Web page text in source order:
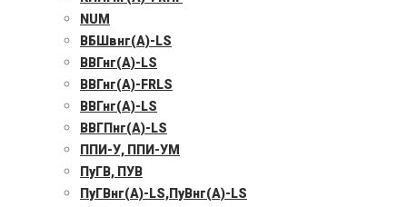
NUM
ВБШвнг(А)-LS
ВВГнг(А)-LS
ВВГнг(А)-FRLS
ВВГнг(А)-LS
ВВГПнг(А)-LS
ППИ-У, ППИ-УМ
ПуГВ, ПУВ
ПуГВнг(А)-LS,ПуВнг(А)-LS